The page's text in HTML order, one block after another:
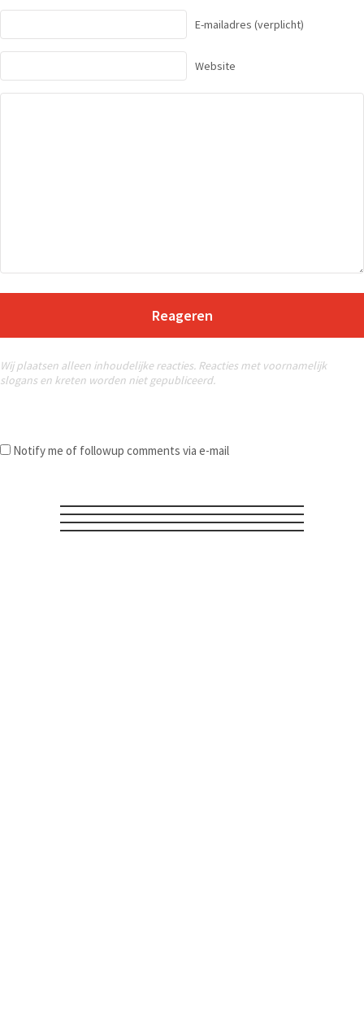
E-mailadres (verplicht)
Website
Reageren
Wij plaatsen alleen inhoudelijke reacties. Reacties met voornamelijk
slogans en kreten worden niet gepubliceerd.
Notify me of followup comments via e-mail